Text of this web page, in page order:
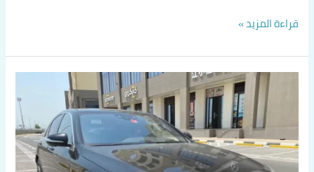
قراءة المزيد »
تكسيات
الفروانية
بنا
60036648